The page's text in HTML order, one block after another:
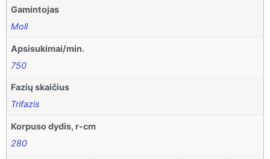
Gamintojas
Moll
Apsisukimai/min.
750
Fazių skaičius
Trifazis
Korpuso dydis, r-cm
280